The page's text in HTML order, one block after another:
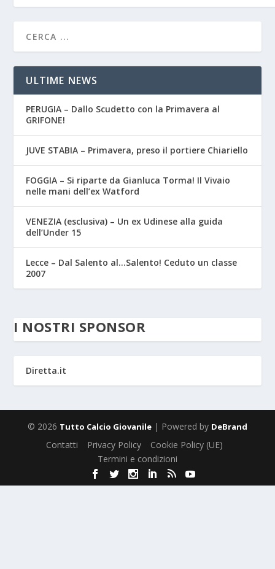
ULTIME NEWS
PERUGIA – Dallo Scudetto con la Primavera al
GRIFONE!
JUVE STABIA – Primavera, preso il portiere Chiariello
FOGGIA – Si riparte da Gianluca Torma! Il Vivaio
nelle mani dell’ex Watford
VENEZIA (esclusiva) – Un ex Udinese alla guida
dell’Under 15
Lecce – Dal Salento al…Salento! Ceduto un classe
2007
I NOSTRI SPONSOR
Diretta.it
© 2026 Tutto Calcio Giovanile | Powered by DeBrand
Contatti Privacy Policy
Cookie Policy (UE)
Termini e condizioni